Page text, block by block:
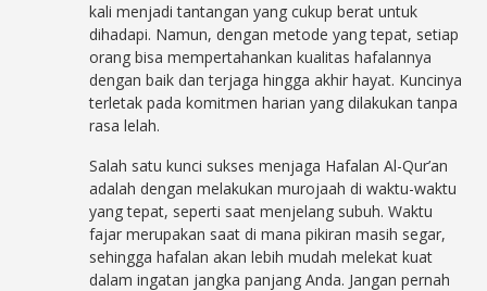
kali menjadi tantangan yang cukup berat untuk
dihadapi. Namun, dengan metode yang tepat, setiap
orang bisa mempertahankan kualitas hafalannya
dengan baik dan terjaga hingga akhir hayat. Kuncinya
terletak pada komitmen harian yang dilakukan tanpa
rasa lelah.
Salah satu kunci sukses menjaga Hafalan Al-Qur’an
adalah dengan melakukan murojaah di waktu-waktu
yang tepat, seperti saat menjelang subuh. Waktu
fajar merupakan saat di mana pikiran masih segar,
sehingga hafalan akan lebih mudah melekat kuat
dalam ingatan jangka panjang Anda. Jangan pernah